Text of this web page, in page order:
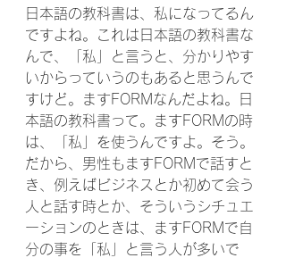
日本語の教科書は、私になってるん
ですよね。これは日本語の教科書な
んで、「私」と言うと、分かりやす
いからっていうのもあると思うんで
すけど。ますFORMなんだよね。日
本語の教科書って。ますFORMの時
は、「私」を使うんですよ。そう。
だから、男性もますFORMで話すと
き、例えばビジネスとか初めて会う
人と話す時とか、そういうシチュエ
ーションのときは、ますFORMで自
分の事を「私」と言う人が多いで